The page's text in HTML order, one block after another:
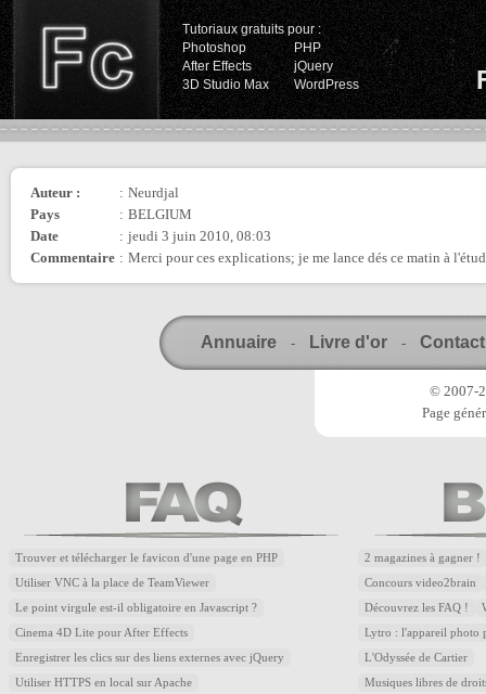
Tutoriaux gratuits pour :
Photoshop
PHP
After Effects
jQuery
3D Studio Max
WordPress
Auteur : : Neurdjal
Pays
: BELGIUM
Date
: jeudi 3 juin 2010, 08:03
Commentaire : Merci pour ces explications; je me lance dés ce matin à
Annuaire - Livre d'or - Contact
© 2007-
Page
Trouver et télécharger le favicon d'une page en PHP
Utiliser VNC à la place de TeamViewer
Le point virgule est-il obligatoire en Javascript ?
Cinema 4D Lite pour After Effects
Enregistrer les clics sur des liens externes avec jQuery
Utiliser HTTPS en local sur Apache
2 magazines à gagner !
Concours video2brain
Découvrez les FAQ !
Lytro : l'appareil photo
L'Odyssée de Cartier
Musiques libres de